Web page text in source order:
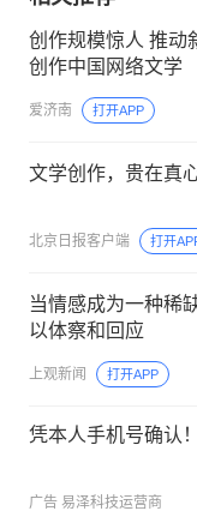
创作规模惊人 推动
创作中国网络文学
爱济南 打开APP
文学创作，贵在真
北京日报客户端 打开
当情感成为一种稀
以体察和回应
上观新闻 打开APP
凭本人手机号确认！
广告 易泽科技运营商